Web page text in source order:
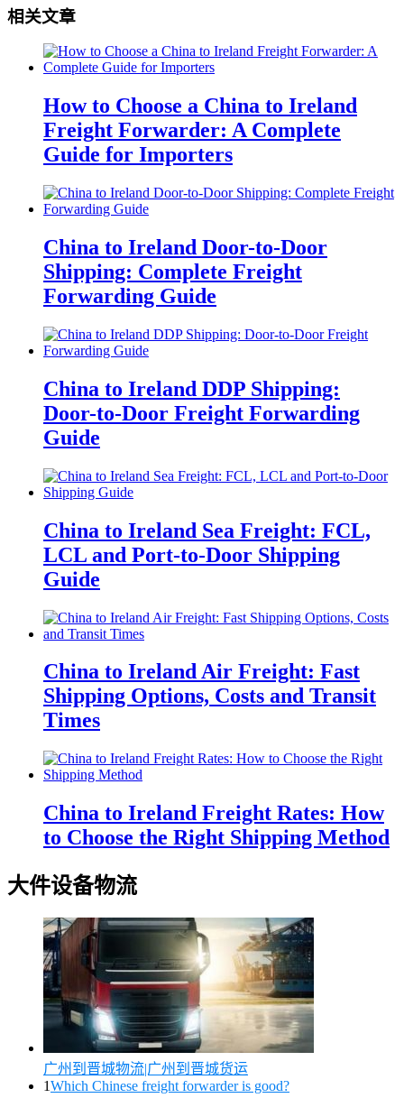
相关文章
How to Choose a China to Ireland
Freight Forwarder: A Complete
Guide for Importers
China to Ireland Door-to-Door
Shipping: Complete Freight
Forwarding Guide
China to Ireland DDP Shipping:
Door-to-Door Freight Forwarding
Guide
China to Ireland Sea Freight: FCL,
LCL and Port-to-Door Shipping
Guide
China to Ireland Air Freight: Fast
Shipping Options, Costs and Transit
Times
China to Ireland Freight Rates: How
to Choose the Right Shipping Method
大件设备物流
广州到晋城物流|广州到晋城货运
1Which Chinese freight forwarder is good?